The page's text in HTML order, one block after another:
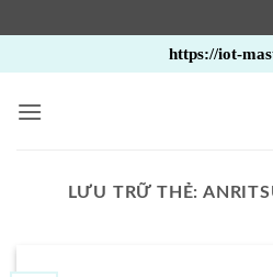
qua
nội
https://iot-
LƯU TRỮ THẺ: